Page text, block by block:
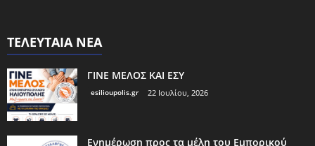
ΤΕΛΕΥΤΑΙΑ ΝΕΑ
ΓΙΝΕ ΜΕΛΟΣ ΚΑΙ ΕΣΥ
esilioupolis.gr 22 Ιουλίου, 2026
Ενημέρωση προς τα μέλη του Εμπορικού